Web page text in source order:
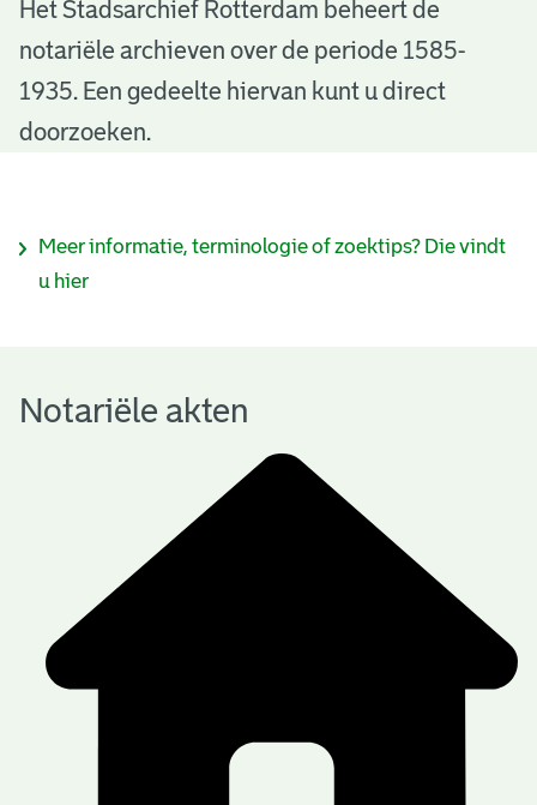
N
o
Het Stadsarchief Rotterdam beheert de
notariële archieven over de periode 1585-
1935. Een gedeelte hiervan kunt u direct
doorzoeken.
I
r
Meer informatie, terminologie of zoektips? Die vindt
u hier
Notariële akten